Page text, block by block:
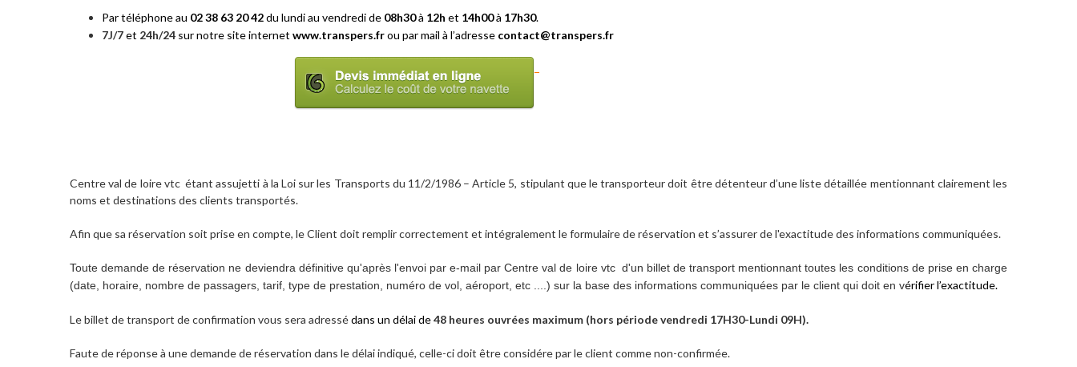
Par téléphone au 02 38 63 20 42du lundi au vendredi de 08h30à 12h et 14h00à 17h30.
7J/7et 24h/24 sur notre site internet www.transpers.frou par mail à l’adresse contact@transpers.fr
Centre val de loire vtc étant assujetti à la Loi sur les Transports du 11/2/1986 – Article 5, stipulant que le transporteur doit être détenteur d’une liste détaillée mentionnant clairement les
noms et destinations des clients transportés.
Afin que sa réservation soit prise en compte, le Client doit remplir correctement et intégralement le formulaire de réservation et s’assurer de l'exactitude des informations communiquées.
Toute demande de réservation ne deviendra définitive qu'après l'envoi par e-mail par Centre val de loire vtc d'un billet de transport mentionnant toutes les conditions de prise en charge
(date, horaire, nombre de passagers, tarif, type de prestation, numéro de vol, aéroport, etc ....) sur la base des informations communiquées par le client qui doit en vérifier l’exactitude.
Le billet de transport de confirmation vous sera adressédans un délai de48 heures ouvrées maximum (hors période vendredi 17H30-Lundi 09H).
Faute de réponse à une demande de réservation dans le délai indiqué, celle-ci doit être considére par le client comme non-confirmée.